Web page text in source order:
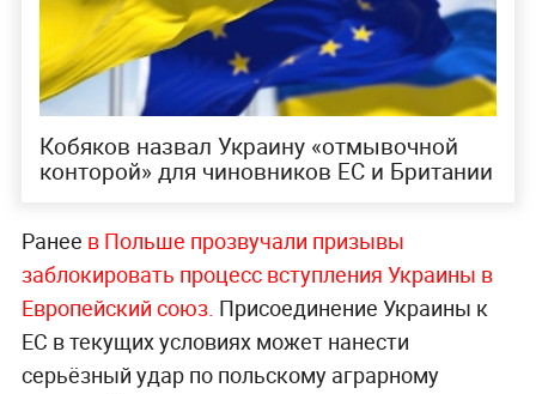
Кобяков назвал Украину «отмывочной
конторой» для чиновников ЕС и Британии
Ранее в Польше прозвучали призывы
заблокировать процесс вступления Украины в
Европейский союз. Присоединение Украины к
ЕС в текущих условиях может нанести
серьёзный удар по польскому аграрному